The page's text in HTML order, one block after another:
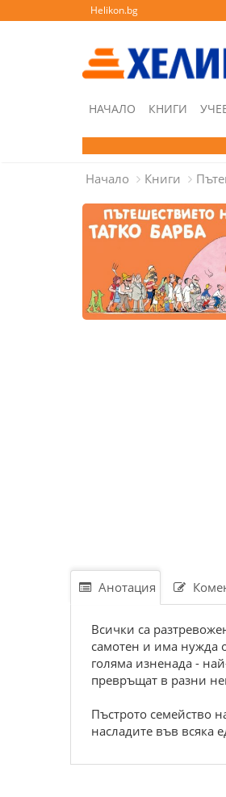
Helikon.bg
НАЧАЛО КНИГИ
Начало Книги
Анотация
Всички са
самотен и има нужда
голяма изненада -
превръщат в разни
Пъстрото семейство
насладите във всяка